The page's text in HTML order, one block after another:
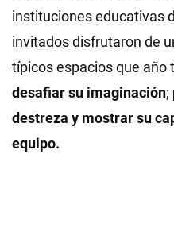
instituciones educativas
invitados disfrutaron de
típicos espacios que año
desafiar su imaginación;
destreza y mostrar su
equipo.